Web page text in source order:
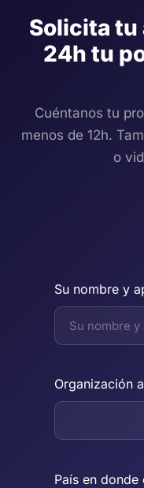
Solicita tu
24h tu
Cuéntanos tu
menos de 12h.
o
Su nombre y
Organización
País en donde